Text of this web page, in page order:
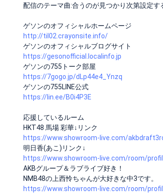
配信のテーマ曲:合うのが見つかり次第設定す
ゲソンのオフィシャルホームページ
http://til02.crayonsite.info/
ゲソンのオフィシャルブログサイト
https://gesonofficial.localinfo.jp
ゲソンの755トーク部屋
https://7gogo.jp/dLp44e4_Ynzq
ゲソンの755LINE公式
https://lin.ee/B0i4P3E
応援しているルーム
HKT48 馬場 彩華↓リンク
https://www.showroom-live.com/
明日香(あこ)リンク↓
https://www.showroom-live.com/room/
AKBグループ＆ラブライブ好き！
NMB48の上西怜ちゃんが大好きな中3です。
https://www.showroom-live.com/room/